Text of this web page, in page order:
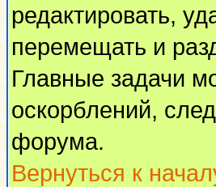
редактировать,
перемещать и
Главные задачи
оскорблений,
форума.
Вернуться к